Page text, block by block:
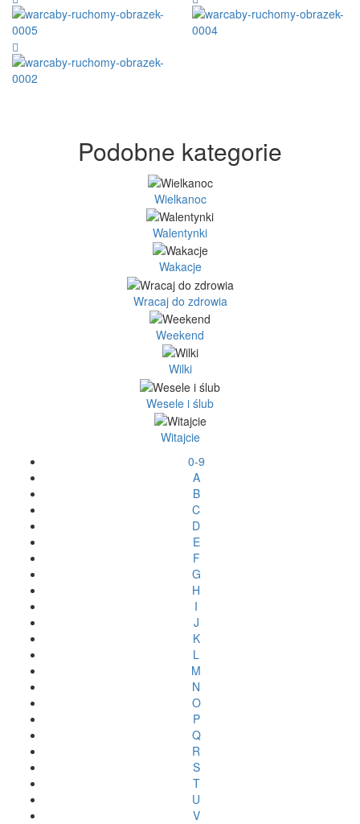
Podobne kategorie
Wielkanoc
Walentynki
Wakacje
Wracaj do zdrowia
Weekend
Wilki
Wesele i ślub
Witajcie
0-9
A
B
C
D
E
F
G
H
I
J
K
L
M
N
O
P
Q
R
S
T
U
V